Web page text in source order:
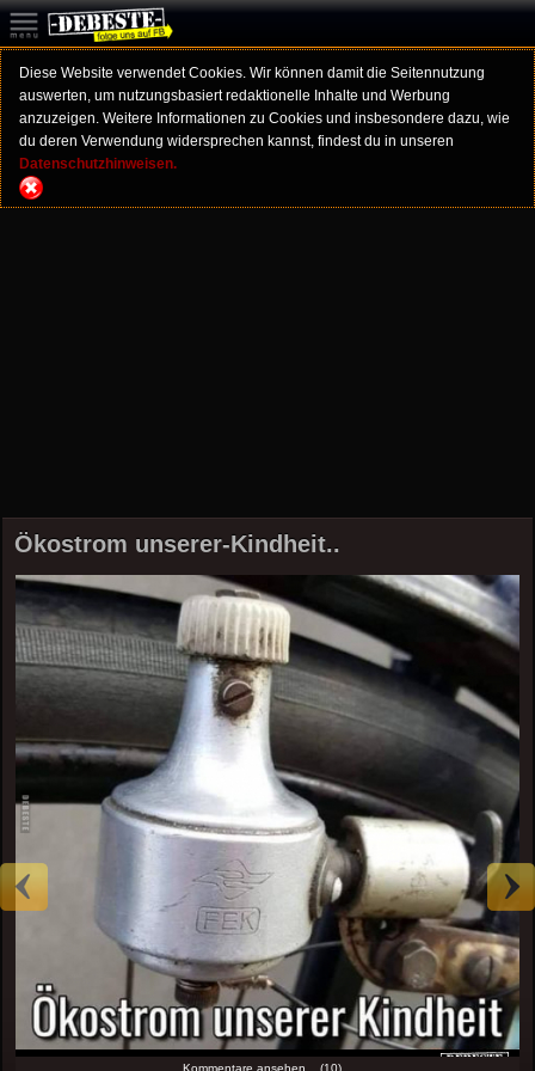
Diese Website verwendet Cookies. Wir können damit die Seitennutzung
auswerten, um nutzungsbasiert redaktionelle Inhalte und Werbung
anzuzeigen. Weitere Informationen zu Cookies und insbesondere dazu, wie
du deren Verwendung widersprechen kannst, findest du in unseren
Datenschutzhinweisen.
Ökostrom unserer-Kindheit..
Kommentare ansehen... (10)